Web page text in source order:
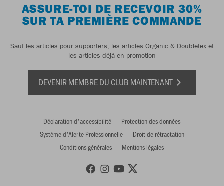
ASSURE-TOI DE RECEVOIR 30%
SUR TA PREMIÈRE COMMANDE
Sauf les articles pour supporters, les articles Organic & Doubletex et
les articles déjà en promotion
DEVENIR MEMBRE DU CLUB MAINTENANT
Déclaration d'accessibilité
Protection des données
Système d'Alerte Professionnelle
Droit de rétractation
Conditions générales
Mentions légales